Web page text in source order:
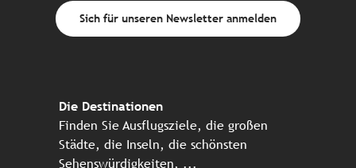
Sich für unseren Newsletter anmelden
Die Destinationen
Finden Sie Ausflugsziele, die großen
Städte, die Inseln, die schönsten
Sehenswürdigkeiten, ...